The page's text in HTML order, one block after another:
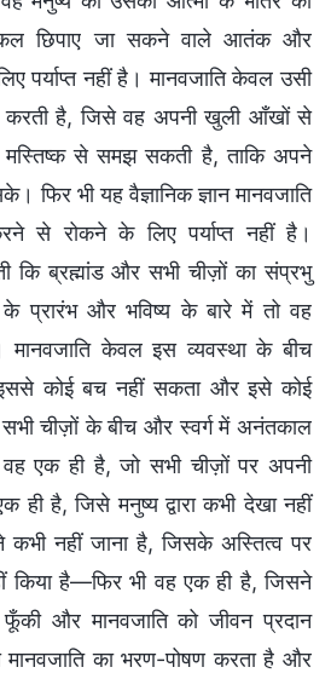
छिपाए जा सकने वाले आतंक और
पर्याप्त नहीं है। मानवजाति केवल उसी
करती है, जिसे वह अपनी खुली आँखों से
से समझ सकती है, ताकि अपने
फिर भी यह वैज्ञानिक ज्ञान मानवजाति
से रोकने के लिए पर्याप्त नहीं है।
कि ब्रह्मांड और सभी चीज़ों का संप्रभु
प्रारंभ और भविष्य के बारे में तो वह
मानवजाति केवल इस व्यवस्था के बीच
इससे कोई बच नहीं सकता और इसे कोई
चीज़ों के बीच और स्वर्ग में अनंतकाल
एक ही है, जो सभी चीज़ों पर अपनी
ही है, जिसे मनुष्य द्वारा कभी देखा नहीं
कभी नहीं जाना है, जिसके अस्तित्व पर
किया है—फिर भी वह एक ही है, जिसने
और मानवजाति को जीवन प्रदान
का भरण-पोषण करता है और